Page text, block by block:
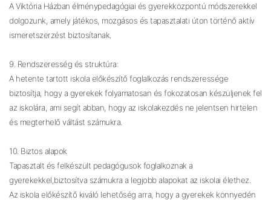
A Viktória Házban élménypedagógiai és gyerekközpontú módszerekkel
dolgozunk, amely játékos, mozgásos és tapasztalati úton történő aktív
ismeretszerzést biztosítanak.
9. Rendszeresség és struktúra:
A hetente tartott iskola előkészítő foglalkozás rendszeressége
biztosítja, hogy a gyerekek folyamatosan és fokozatosan készüljenek fel
az iskolára, ami segít abban, hogy az iskolakezdés ne jelentsen hirtelen
és megterhelő váltást számukra.
10. Biztos alapok
Tapasztalt és felkészült pedagógusok foglalkoznak a
gyerekekkel,biztosítva számukra a legjobb alapokat az iskolai élethez.
Az iskola előkészítő kiváló lehetőség arra, hogy a gyerekek könnyedén